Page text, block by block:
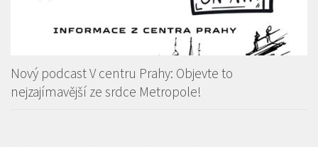
Nový podcast V centru Prahy: Objevte to
nejzajímavější ze srdce Metropole!